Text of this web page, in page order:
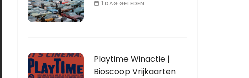
1 DAG GELEDEN
Playtime Winactie |
Bioscoop Vrijkaarten